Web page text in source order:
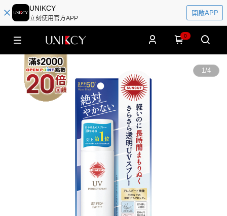
UNIKCY
立刻使用官方APP
開啟APP
0
1/4